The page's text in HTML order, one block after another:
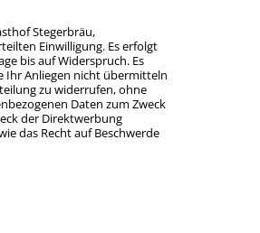
Stegerbräu,
Einwilligung. Es erfolgt
bis auf Widerspruch. Es
Ihr Anliegen nicht übermitteln
zu widerrufen, ohne
Daten zum Zweck
der Direktwerbung
das Recht auf Beschwerde